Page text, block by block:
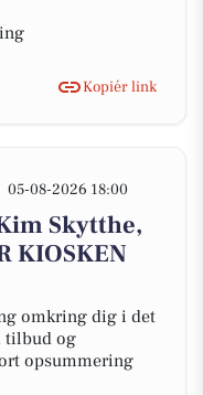
Kopiér link
05-08-2026 18:00
Skytthe,
KIOSKEN
omkring dig i det
tilbud og
opsummering